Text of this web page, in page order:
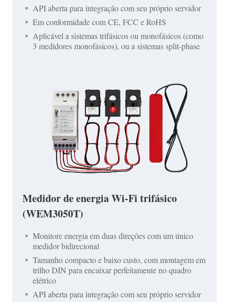
API aberta para integração com seu próprio servidor
Em conformidade com CE, FCC e RoHS
Aplicável a sistemas trifásicos ou monofásicos (como
3 medidores monofásicos), ou a sistemas split-phase
Medidor de energia Wi-Fi trifásico
(WEM3050T)
Monitore energia em duas direções com um único
medidor bidirecional
Tamanho compacto e baixo custo, com montagem em
trilho DIN para encaixar perfeitamente no quadro
elétrico
API aberta para integração com seu próprio servidor